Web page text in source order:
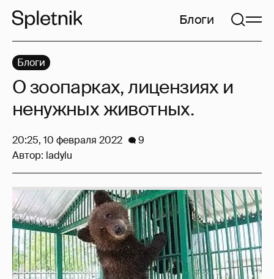
Блоги
Блоги
О зоопарках, лицензиях и
ненужных животных.
20:25, 10 февраля 2022
9
Автор: ladylu